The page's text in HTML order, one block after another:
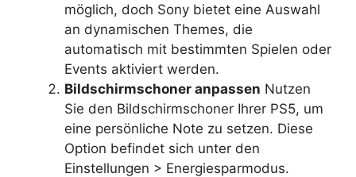
möglich, doch Sony bietet eine Auswahl
an dynamischen Themes, die
automatisch mit bestimmten Spielen oder
Events aktiviert werden.
Bildschirmschoner anpassen Nutzen
Sie den Bildschirmschoner Ihrer PS5, um
eine persönliche Note zu setzen. Diese
Option befindet sich unter den
Einstellungen > Energiesparmodus.